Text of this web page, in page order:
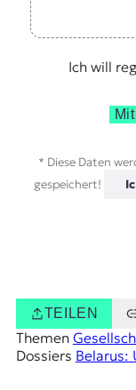
Ich will
* Diese Daten
gespeichert!
TEILEN
Themen
Dossiers Belarus: